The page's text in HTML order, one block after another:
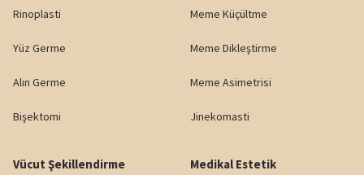
Rinoplasti
Yüz Germe
Alın Germe
Bişektomi
Meme Küçültme
Meme Dikleştirme
Meme Asimetrisi
Jinekomasti
Vücut Şekillendirme Medikal Estetik